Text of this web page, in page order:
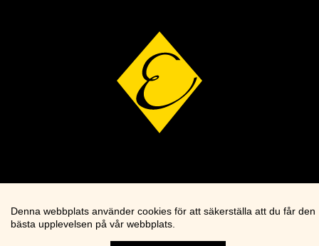
Denna webbplats använder cookies för att säkerställa att du får den
bästa upplevelsen på vår webbplats.